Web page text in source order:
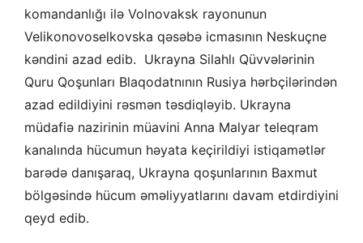
komandanlığı ilə Volnovaksk rayonunun
Velikonovoselkovska qəsəbə icmasının Neskuçne
kəndini azad edib. Ukrayna Silahlı Qüvvələrinin
Quru Qoşunları Blaqodatnının Rusiya hərbçilərindən
azad edildiyini rəsmən təsdiqləyib. Ukrayna
müdafiə nazirinin müavini Anna Malyar teleqram
kanalında hücumun həyata keçirildiyi istiqamətlər
barədə danışaraq, Ukrayna qoşunlarının Baxmut
bölgəsində hücum əməliyyatlarını davam etdirdiyini
qeyd edib.